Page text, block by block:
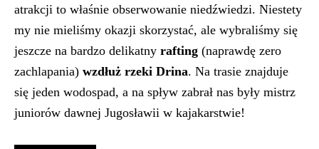
atrakcji to właśnie obserwowanie niedźwiedzi. Niestety
my nie mieliśmy okazji skorzystać, ale wybraliśmy się
jeszcze na bardzo delikatny rafting (naprawdę zero
zachlapania) wzdłuż rzeki Drina. Na trasie znajduje
się jeden wodospad, a na spływ zabrał nas były mistrz
juniorów dawnej Jugosławii w kajakarstwie!